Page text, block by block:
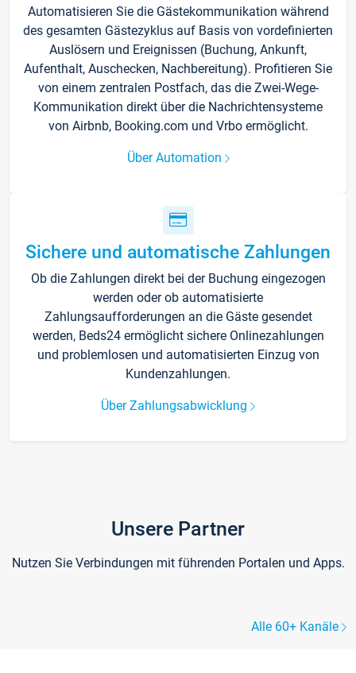
Automatisieren Sie die Gästekommunikation während
des gesamten Gästezyklus auf Basis von vordefinierten
Auslösern und Ereignissen (Buchung, Ankunft,
Aufenthalt, Auschecken, Nachbereitung). Profitieren Sie
von einem zentralen Postfach, das die Zwei-Wege-
Kommunikation direkt über die Nachrichtensysteme
von Airbnb, Booking.com und Vrbo ermöglicht.
Über Automation
Sichere und automatische Zahlungen
Ob die Zahlungen direkt bei der Buchung eingezogen
werden oder ob automatisierte
Zahlungsaufforderungen an die Gäste gesendet
werden, Beds24 ermöglicht sichere Onlinezahlungen
und problemlosen und automatisierten Einzug von
Kundenzahlungen.
Über Zahlungsabwicklung
Unsere Partner
Nutzen Sie Verbindungen mit führenden Portalen und Apps.
Alle 60+ Kanäle